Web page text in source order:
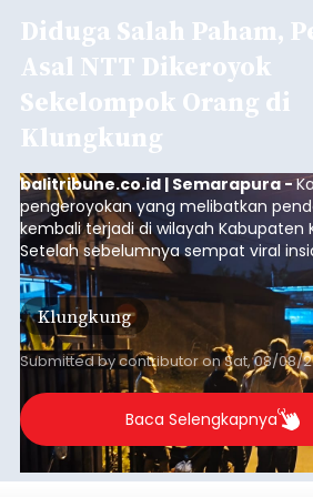
Diduga Salah Paham,
Asal NTT Dikeroyok
Sekelompok Orang di
Klungkung
balitribune.co.id | Semarapura -
pengeroyokan yang melibatkan
kembali terjadi di wilayah Kabupaten
Setelah sebelumnya sempat viral
keributan di barat Pasar Galiran,
kini menimpa seorang pemuda asal
Sumba Barat Daya (SBD), Nusa
(NTT).
Klungkung
Submitted bycontributoronSat, 08/08/
Baca Selengkapnya